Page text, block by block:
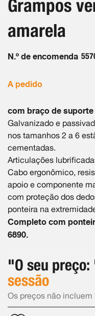
imagens
da
de
Grampos
amarela
N.º de encomenda
A pedido
com braço de
Galvanizado e
nos tamanhos 2 a 6
cementadas.
Articulações
Cabo ergonômico,
apoio e componente
com proteção dos
ponteira na
Completo com
6890.
"O seu preço:
sessão
Os preços não incluem